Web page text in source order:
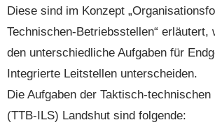
Diese sind im Konzept
Technischen-Betriebsstellen“ erläutert,
den unterschiedliche Aufgaben für
Integrierte Leitstellen unterscheiden.
Die Aufgaben der Taktisch-
(TTB-ILS) Landshut sind folgende: